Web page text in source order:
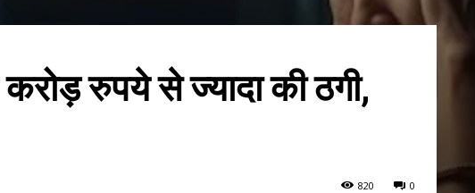
रुपये से ज्यादा की ठगी,
0
820